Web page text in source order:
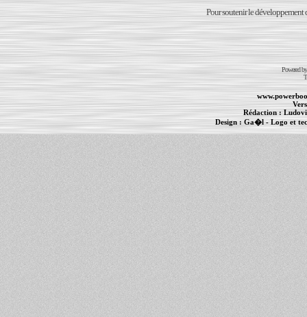
Pour soutenir le développement
Powered
Rédaction :
Design :Ga�l- Logo et
PowerBook